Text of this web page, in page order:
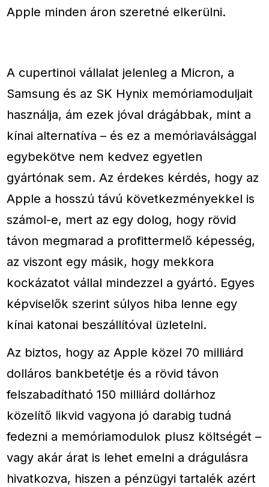
Apple minden áron szeretné elkerülni.
A cupertinoi vállalat jelenleg a Micron, a
Samsung és az SK Hynix memóriamoduljait
használja, ám ezek jóval drágábbak, mint a
kínai alternatíva – és ez a memóriaválsággal
egybekötve nem kedvez egyetlen
gyártónak sem. Az érdekes kérdés, hogy az
Apple a hosszú távú következményekkel is
számol-e, mert az egy dolog, hogy rövid
távon megmarad a profittermelő képesség,
az viszont egy másik, hogy mekkora
kockázatot vállal mindezzel a gyártó. Egyes
képviselők szerint súlyos hiba lenne egy
kínai katonai beszállítóval üzletelni.
Az biztos, hogy az Apple közel 70 milliárd
dolláros bankbetétje és a rövid távon
felszabadítható 150 milliárd dollárhoz
közelítő likvid vagyona jó darabig tudná
fedezni a memóriamodulok plusz költségét –
vagy akár árat is lehet emelni a drágulásra
hivatkozva, hiszen a pénzügyi tartalék azért